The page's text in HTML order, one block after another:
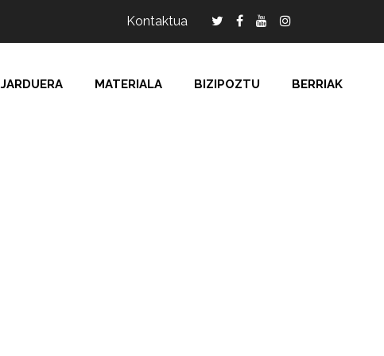
Kontaktua
JARDUERA MATERIALA BIZIPOZTU BERRIAK